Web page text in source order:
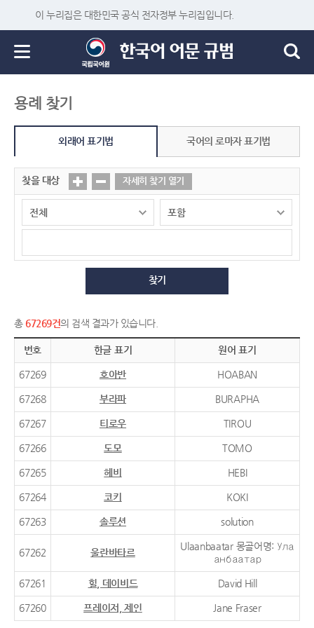
이 누리집은 대한민국 공식 전자정부 누리집입니다.
용례 찾기
외래어 표기법 국어의 로마자 표기법
찾을 대상 자세히 찾기 열기
찾기
총 67269건의 검색 결과가 있습니다.
번호 한글 표기 원어 표기
67269 호아반 HOABAN
67268 부라파 BURAPHA
67267 티로우 TIROU
67266 도모 TOMO
67265 헤비 HEBI
67264 코키 KOKI
67263 솔루션 solution
67262 울란바타르
Ulaanbaatar 몽골어명: Ула
анбаатар
67261 힐, 데이비드 David Hill
67260 프레이저, 제인 Jane Fraser